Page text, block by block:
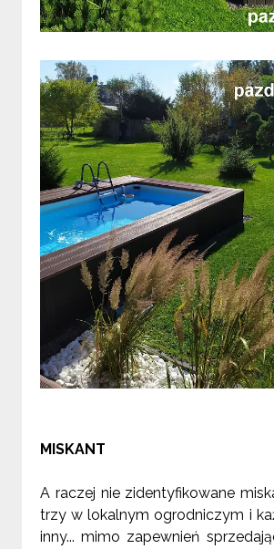
MISKANT
A raczej nie zidentyfikowane
trzy w lokalnym ogrodniczym i
inny... mimo zapewnień